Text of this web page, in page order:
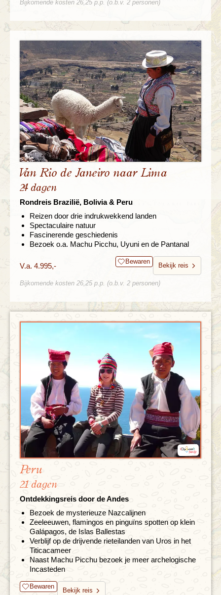
Bijkomende kosten 26,25 p.p. (o.b.v. 2 personen)
Van Rio de Janeiro naar Lima
24 dagen
Rondreis Brazilië, Bolivia & Peru
Reizen door drie indrukwekkend landen
Spectaculaire natuur
Fascinerende geschiedenis
Bezoek o.a. Machu Picchu, Uyuni en de Pantanal
V.a. 4.995,- Bewaren
Bekijk reis
Bijkomende kosten 26,25 p.p. (o.b.v. 2 personen)
Peru
21 dagen
Ontdekkingsreis door de Andes
Bezoek de mysterieuze Nazcalijnen
Zeeleeuwen, flamingos en pinguïns spotten op klein
Galápagos, de Islas Ballestas
Verblijf op de drijvende rieteilanden van Uros in het
Titicacameer
Naast Machu Picchu bezoek je meer archelogische
Incasteden
Bewaren
Bekijk reis